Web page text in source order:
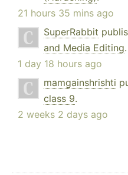
21 hours 35 mins ago
SuperRabbit
and Media Editing.
1 day 18 hours ago
mamgainshrishti
class 9.
2 weeks 2 days ago